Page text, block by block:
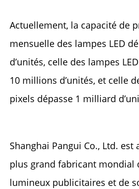
Actuellement, la capacité de
mensuelle des lampes LED
d’unités, celle des lampes
10 millions d’unités, et celle
pixels dépasse 1 milliard
Shanghai Pangui Co., Ltd.
plus grand fabricant mondial
lumineux publicitaires et de